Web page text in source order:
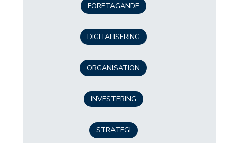
FÖRETAGANDE
DIGITALISERING
ORGANISATION
INVESTERING
STRATEGI